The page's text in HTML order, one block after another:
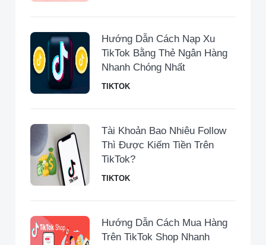
Hướng Dẫn Cách Nạp Xu
TikTok Bằng Thẻ Ngân Hàng
Nhanh Chóng Nhất
TIKTOK
Tài Khoản Bao Nhiêu Follow
Thì Được Kiếm Tiền Trên
TikTok?
TIKTOK
Hướng Dẫn Cách Mua Hàng
Trên TikTok Shop Nhanh